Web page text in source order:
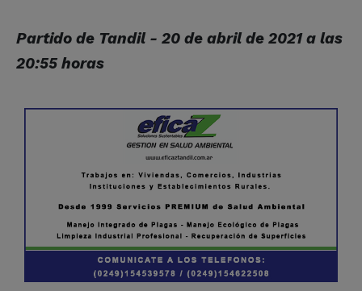
Partido de Tandil - 20 de abril de 2021 a las
20:55 horas